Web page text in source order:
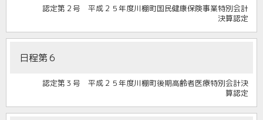
認定第２号 平成２５年度川棚町国民健康保険事業特別会計
決算認定
日程第６
認定第３号 平成２５年度川棚町後期高齢者医療特別会計決
算認定